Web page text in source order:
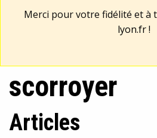
Merci pour votre fidélité et à
lyon.fr!
scorroyer
Articles